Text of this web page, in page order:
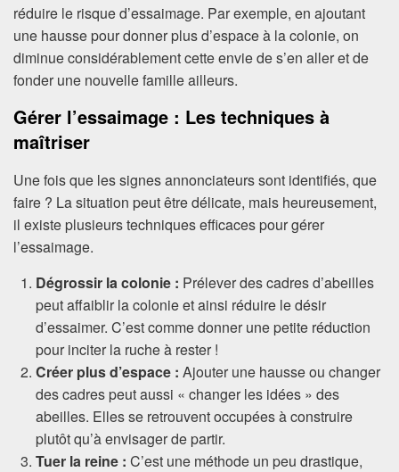
réduire le risque d’essaimage. Par exemple, en ajoutant
une hausse pour donner plus d’espace à la colonie, on
diminue considérablement cette envie de s’en aller et de
fonder une nouvelle famille ailleurs.
Gérer l’essaimage : Les techniques à
maîtriser
Une fois que les signes annonciateurs sont identifiés, que
faire ? La situation peut être délicate, mais heureusement,
il existe plusieurs techniques efficaces pour gérer
l’essaimage.
Dégrossir la colonie : Prélever des cadres d’abeilles
peut affaiblir la colonie et ainsi réduire le désir
d’essaimer. C’est comme donner une petite réduction
pour inciter la ruche à rester !
Créer plus d’espace : Ajouter une hausse ou changer
des cadres peut aussi « changer les idées » des
abeilles. Elles se retrouvent occupées à construire
plutôt qu’à envisager de partir.
Tuer la reine : C’est une méthode un peu drastique,